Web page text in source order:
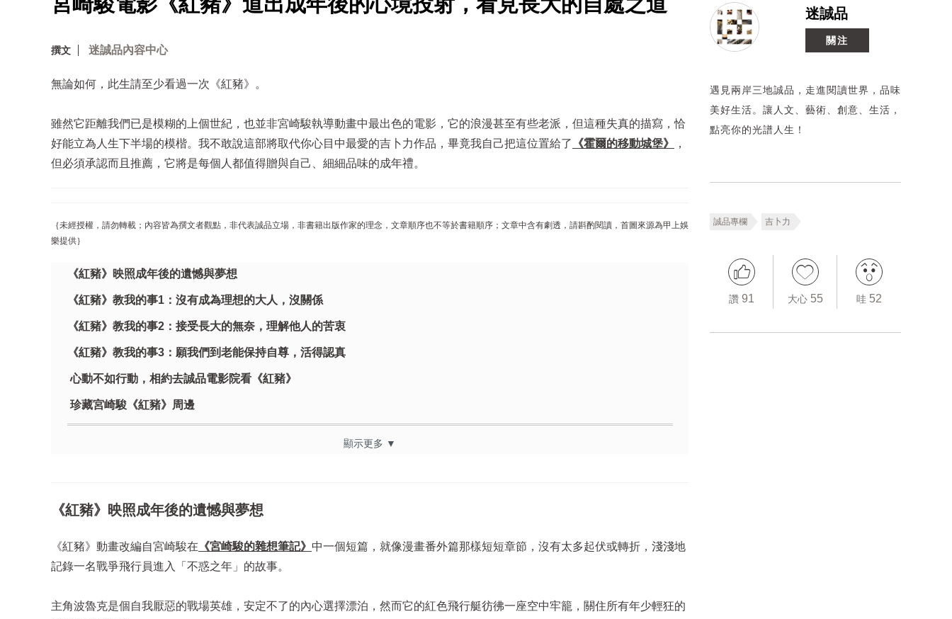
撰文 迷誠品內容中心
無論如何，此生請至少看過一次《紅豬》。
雖然它距離我們已是模糊的上個世紀，也並非宮崎駿執導動畫中最出色的電影，它的浪漫甚至有些老派，但這種失真的描寫，恰
好能立為人生下半場的模楷。我不敢說這部將取代你心目中最愛的吉卜力作品，畢竟我自己把這位置給了
《霍爾的移動城堡》
，
但必須承認而且推薦，它將是每個人都值得贈與自己、細細品味的成年禮。
｛未經授權，請勿轉載；內容皆為撰文者觀點，非代表誠品立場，非書籍出版作家的理念，文章順序也不等於書籍順序；文章中含有劇透，請斟酌閱讀，首圖來源為甲上娛
樂提供｝
《紅豬》映照成年後的遺憾與夢想
《紅豬》教我的事1：沒有成為理想的大人，沒關係
《紅豬》教我的事2：接受長大的無奈，理解他人的苦衷
《紅豬》教我的事3：願我們到老能保持自尊，活得認真
心動不如行動，相約去誠品電影院看《紅豬》
珍藏宮崎駿《紅豬》周邊
顯示更多 ▼
《紅豬》映照成年後的遺憾與夢想
《紅豬》動畫改編自宮崎駿在 《宮崎駿的雜想筆記》 中一個短篇，就像漫畫番外篇那樣短短章節，沒有太多起伏或轉折，淺淺地
記錄一名戰爭飛行員進入「不惑之年」的故事。
主角波魯克是個自我厭惡的戰場英雄，安定不了的內心選擇漂泊，然而它的紅色飛行艇彷彿一座空中牢籠，關住所有年少輕狂的
迷誠品
關注
遇見兩岸三地誠品，走進閱讀世界，品味
美好生活。讓人文、藝術、創意、生活，
點亮你的光譜人生！
誠品專欄 吉卜力
讚 91 大心 55 哇 52